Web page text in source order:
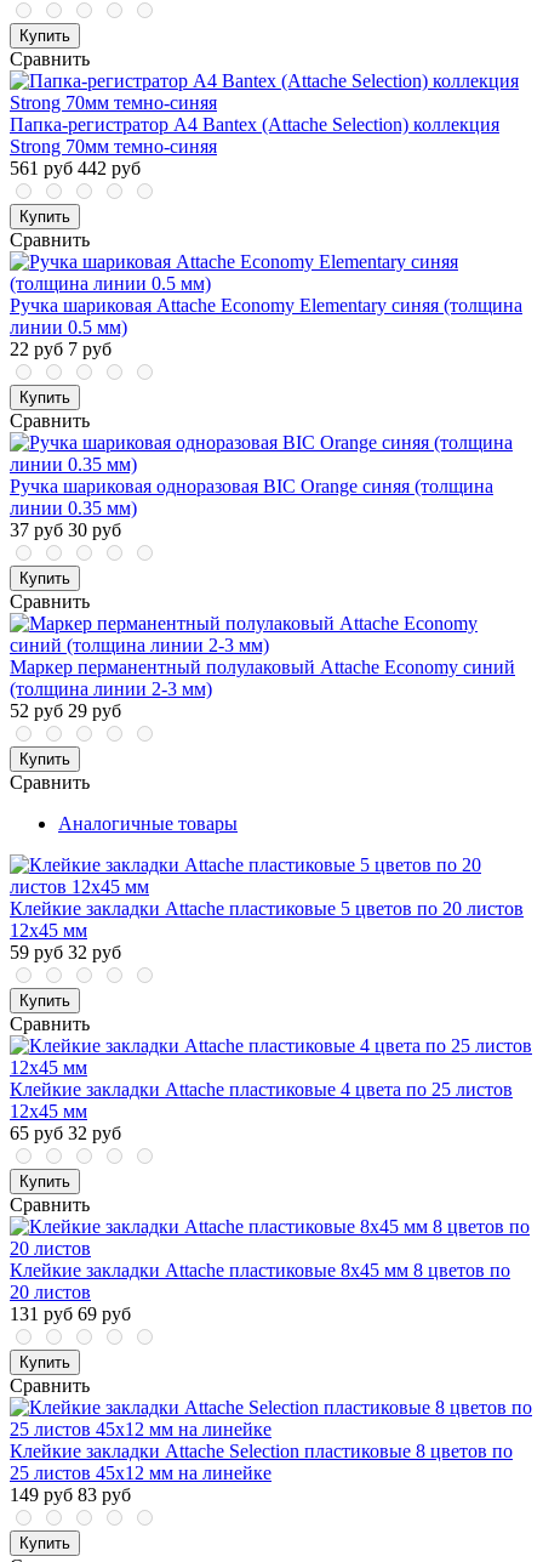
Купить
Сравнить
Папка-регистратор А4 Bantex (Attache Selection) коллекция
Strong 70мм темно-синяя
561 руб 442 руб
Купить
Сравнить
Ручка шариковая Attache Economy Elementary синяя (толщина
линии 0.5 мм)
22 руб 7 руб
Купить
Сравнить
Ручка шариковая одноразовая BIC Orange синяя (толщина
линии 0.35 мм)
37 руб 30 руб
Купить
Сравнить
Маркер перманентный полулаковый Attache Economy синий
(толщина линии 2-3 мм)
52 руб 29 руб
Купить
Сравнить
Аналогичные товары
Клейкие закладки Attache пластиковые 5 цветов по 20 листов
12х45 мм
59 руб 32 руб
Купить
Сравнить
Клейкие закладки Attache пластиковые 4 цвета по 25 листов
12х45 мм
65 руб 32 руб
Купить
Сравнить
Клейкие закладки Attache пластиковые 8х45 мм 8 цветов по
20 листов
131 руб 69 руб
Купить
Сравнить
Клейкие закладки Attache Selection пластиковые 8 цветов по
25 листов 45х12 мм на линейке
149 руб 83 руб
Купить